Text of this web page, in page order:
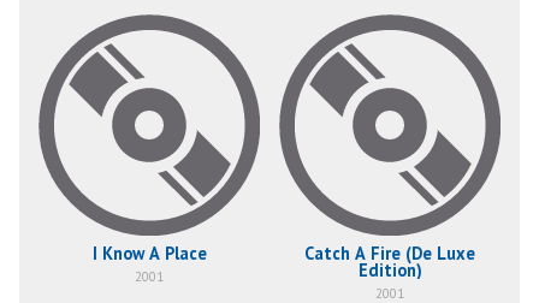
I Know A Place
2001
Catch A Fire (De Luxe
Edition)
2001